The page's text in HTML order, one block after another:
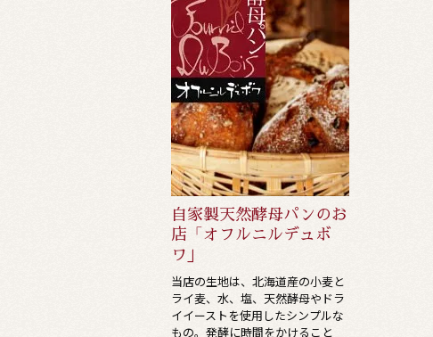
自家製天然酵母パンのお
店「オフルニルデュボ
ワ」
当店の生地は、北海道産の小麦と
ライ麦、水、塩、天然酵母やドラ
イイーストを使用したシンプルな
もの。発酵に時間をかけること